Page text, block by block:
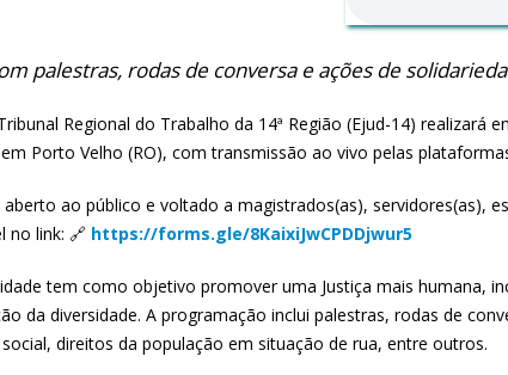
palestras, rodas de conversa e ações de
Regional do Trabalho da 14ª Região (Ejud-14)
Porto Velho (RO), com transmissão ao vivo pelas
ao público e voltado a magistrados(as), servidores(as),
no link: 🔗 https://forms.gle/8KaixiJwCPDDjwur5
tem como objetivo promover uma Justiça mais humana,
da diversidade. A programação inclui palestras, rodas de
direitos da população em situação de rua, entre outros.